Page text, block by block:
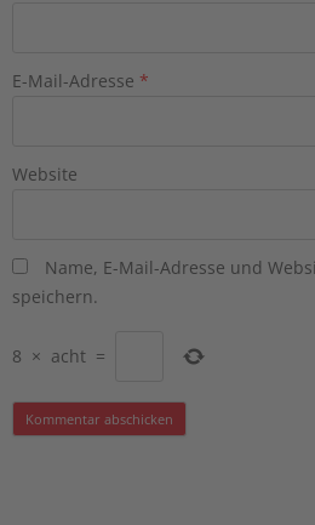
E-Mail-Adresse *
Website
Name, E-Mail-Adresse und
speichern.
8 × acht =